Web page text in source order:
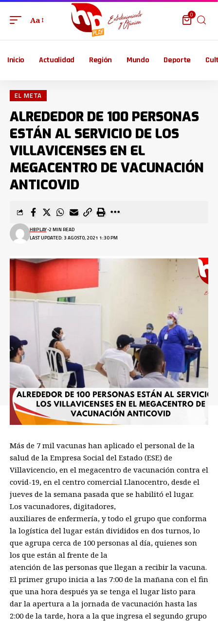
Aa
0
Inicio Actualidad Región Mundo Deporte
EL META
ALREDEDOR DE 100 PERSONAS
ESTÁN AL SERVICIO DE LOS
VILLAVICENSES EN EL
MEGACENTRO DE VACUNACIÓN
ANTICOVID
LAST UPDATED: 3 AGOSTO, 2021 1:30 PM
HBPLAY 2 MIN READ
Más de 7 mil vacunas han aplicado el personal de la
salud de la Empresa Social del Estado (ESE) de
Villavicencio, en el megacentro de vacunación contra el
covid-19, en el centro comercial Llanocentro, desde el
jueves de la semana pasada que se habilitó el lugar.
Los vacunadores, digitadores,
auxiliares de enfermería, y todo el grupo que conforma
la logística del lugar están divididos en dos turnos, lo
que agrupa cerca de 100 personas al día, quienes son
los que están al frente de la
atención de las personas que llegan a recibir la vacuna.
El primer grupo inicia a las 7:00 de la mañana con el fin
que una hora después ya se tenga el lugar listo para
dar la apertura a la jornada de vacunación hasta las
2:00 de la tarde, hora a la que ingresa el segundo grupo